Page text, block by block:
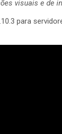
visuais e de
para